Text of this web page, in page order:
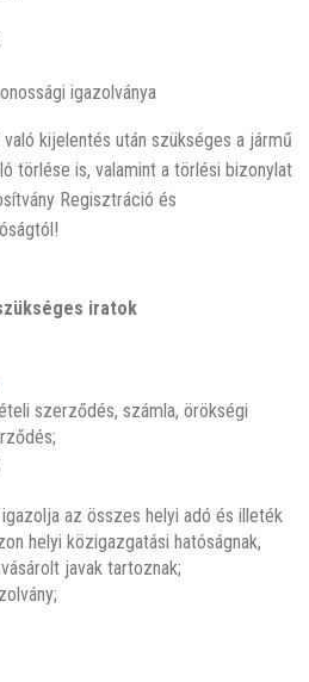
igazolványa
kijelentés után szükséges a jármű
törlése is, valamint a törlési bizonylat
Regisztráció és
iratok
szerződés, számla, örökségi
az összes helyi adó és illeték
helyi közigazgatási hatóságnak,
javak tartoznak;